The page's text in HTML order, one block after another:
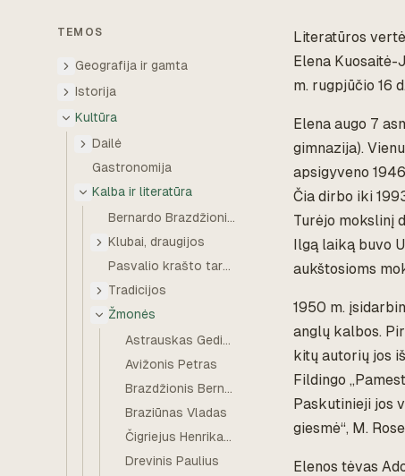
TEMOS
Geografija ir gamta
Istorija
Kultūra
Dailė
Gastronomija
Kalba ir literatūra
Bernardo Brazdžionio literatūros premija
Klubai, draugijos
Pasvalio krašto tarmė
Tradicijos
Žmonės
Astrauskas Gediminas
Avižonis Petras
Brazdžionis Bernardas
Braziūnas Vladas
Čigriejus Henrikas Algis
Drevinis Paulius
Literatūros
Elena Kuosaitė-
m. rugpjūčio 16
Elena augo 7
gimnazija).
apsigyveno
Čia dirbo iki
Turėjo mokslinį
Ilgą laiką buvo
aukštosioms
1950 m.
anglų kalbos.
kitų autorių jos
Fildingo
Paskutinieji jos
giesmė“, M.
Elenos tėvas